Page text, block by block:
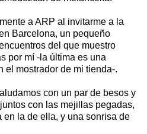
a ARP al invitarme a la
Barcelona, ​​un pequeño
del que muestro
por mí -la última es una
el mostrador de mi tienda-.
con un par de besos y
con las mejillas pegadas,
en la de ella, y una sonrisa de